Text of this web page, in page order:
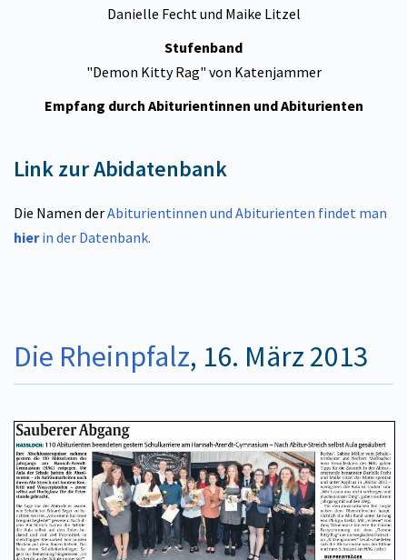
Danielle Fecht und Maike Litzel
Stufenband
"Demon Kitty Rag" von Katenjammer
Empfang durch Abiturientinnen und Abiturienten
Link zur Abidatenbank
Die Namen derAbiturientinnen und Abiturienten findet man
hierin der Datenbank.
Die Rheinpfalz, 16. März 2013